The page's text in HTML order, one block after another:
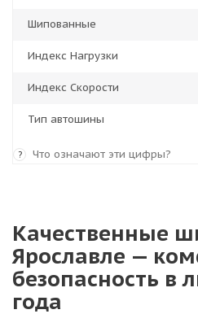
Шипованные
Индекс Нагрузки
Индекс Скорости
Тип автошины
? Что означают эти цифры?
Качественные
Ярославле —
безопасность в
года